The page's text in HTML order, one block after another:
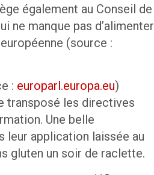
également au Conseil de
ne manque pas d’alimenter
(source :
: europarl.europa.eu)
transposé les directives
Une belle
leur application laissée au
gluten un soir de raclette.